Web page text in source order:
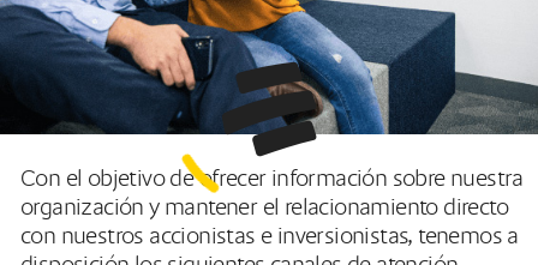
Con el objetivo de ofrecer información sobre nuestra
organización y mantener el relacionamiento directo
con nuestros accionistas e inversionistas, tenemos a